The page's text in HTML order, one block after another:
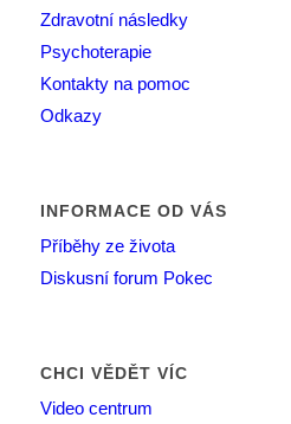
Zdravotní následky
Psychoterapie
Kontakty na pomoc
Odkazy
INFORMACE OD VÁS
Příběhy ze života
Diskusní forum Pokec
CHCI VĚDĚT VÍC
Video centrum